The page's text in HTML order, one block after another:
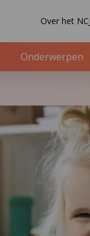
Over het NCJ
Onderwerpen